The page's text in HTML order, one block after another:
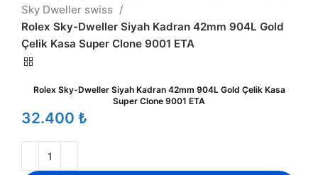
Sky Dweller swiss
Rolex Sky-Dweller Siyah Kadran 42mm 904L Gold
Çelik Kasa Super Clone 9001 ETA
Rolex Sky-Dweller Siyah Kadran 42mm 904L Gold Çelik Kasa
Super Clone 9001 ETA
₺